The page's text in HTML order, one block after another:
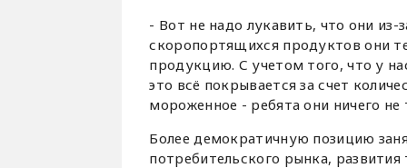
- Вот не надо лукавить, что они
скоропортящихся продуктов они
продукцию. С учетом того, что у
это всё покрывается за счет
мороженное - ребята они ничего не
Более демократичную позицию
потребительского рынка,